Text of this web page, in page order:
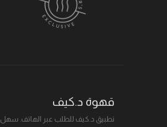
قهوة د.كيف
تطبيق د.كيف للطلب عبر الهاتف. سهل I سريع I رائع